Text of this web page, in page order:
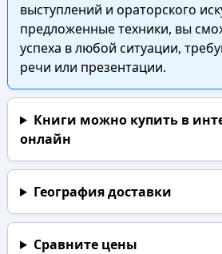
выступлений и ораторского
предложенные техники, вы
успеха в любой ситуации,
речи или презентации.
Книги можно купить в
онлайн
География доставки
Сравните цены